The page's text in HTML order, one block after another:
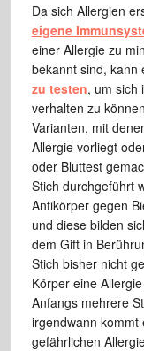
Da sich Allergien
eigene
einer Allergie zu
bekannt sind, kann
zu testen, um sich
verhalten zu
Varianten, mit
Allergie vorliegt
oder Bluttest
Stich durchgeführt
Antikörper gegen
und diese bilden
dem Gift in
Stich bisher nicht
Körper eine
Anfangs mehrere
irgendwann
gefährlichen